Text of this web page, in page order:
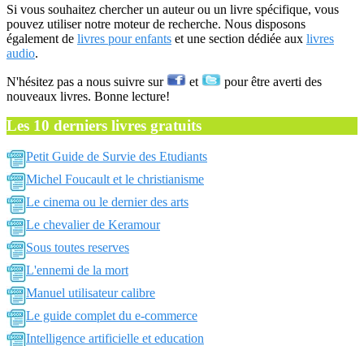
Si vous souhaitez chercher un auteur ou un livre spécifique, vous
pouvez utiliser notre moteur de recherche. Nous disposons
également de livres pour enfants et une section dédiée aux livres
audio.
N'hésitez pas a nous suivre sur et
pour être averti des
nouveaux livres. Bonne lecture!
Les 10 derniers livres gratuits
Petit Guide de Survie des Etudiants
Michel Foucault et le christianisme
Le cinema ou le dernier des arts
Le chevalier de Keramour
Sous toutes reserves
L'ennemi de la mort
Manuel utilisateur calibre
Le guide complet du e-commerce
Intelligence artificielle et education